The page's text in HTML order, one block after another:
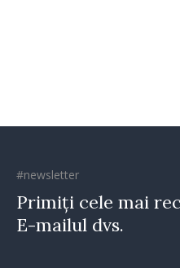
#newsletter
Primiți cele mai
E-mailul dvs.